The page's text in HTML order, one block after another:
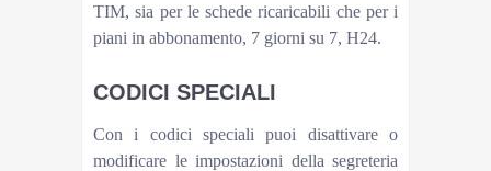
TIM, sia per le schede ricaricabili che per i
piani in abbonamento, 7 giorni su 7, H24.
CODICI SPECIALI
Con i codici speciali puoi disattivare o
modificare le impostazioni della segreteria